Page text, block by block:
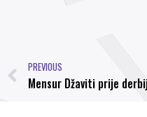
PREVIOUS